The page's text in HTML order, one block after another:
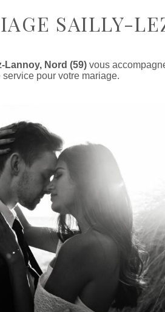
SAILLY-
Lannoy, Nord (59)vous
service pour votre mariage.